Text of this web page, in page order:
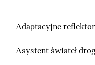
Adaptacyjne
Asystent świateł